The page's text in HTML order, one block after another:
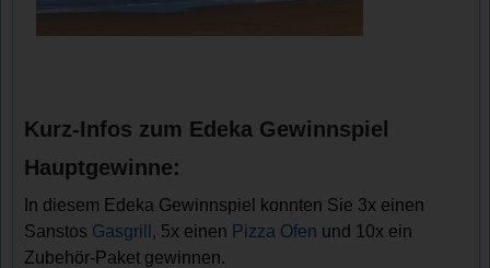
Kurz-Infos zum Edeka Gewinnspiel
Hauptgewinne:
In diesem Edeka Gewinnspiel konnten Sie 3x einen
Sanstos Gasgrill , 5x einen Pizza Ofen und 10x ein
Zubehör-Paket gewinnen.